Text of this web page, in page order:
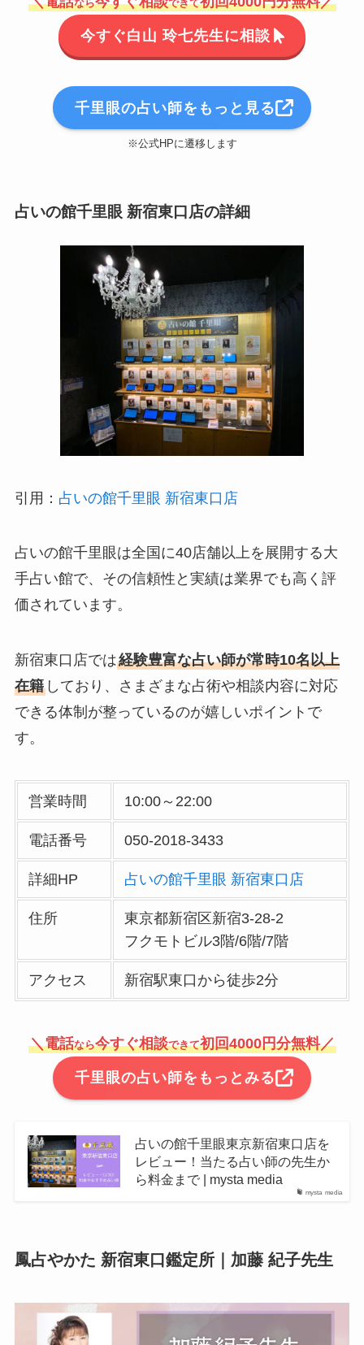
なら できて
今すぐ白山 玲七先生に相談
千里眼の占い師をもっと見る
※公式HPに遷移します
占いの館千里眼 新宿東口店の詳細
引用： 占いの館千里眼 新宿東口店
占いの館千里眼は全国に40店舗以上を展開する大
手占い館で、その信頼性と実績は業界でも高く評
価されています。
新宿東口店では経験豊富な占い師が常時10名以上
在籍しており、さまざまな占術や相談内容に対応
できる体制が整っているのが嬉しいポイントで
す。
営業時間 10:00～22:00
電話番号 050-2018-3433
詳細HP 占いの館千里眼 新宿東口店
住所
東京都新宿区新宿3-28-2
フクモトビル3階/6階/7階
アクセス 新宿駅東口から徒歩2分
＼電話なら今すぐ相談できて初回4000円分無料／
千里眼の占い師をもっとみる
mysta media
占いの館千里眼東京新宿東口店を
レビュー！当たる占い師の先生か
ら料金まで | mysta media
鳳占やかた 新宿東口鑑定所｜加藤 紀子先生